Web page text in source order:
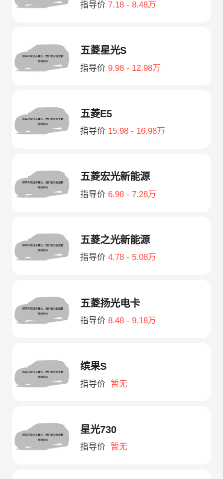
指导价 7.18 - 8.48万
五菱星光S
指导价 9.98 - 12.98万
五菱E5
指导价 15.98 - 16.98万
五菱宏光新能源
指导价 6.98 - 7.28万
五菱之光新能源
指导价 4.78 - 5.08万
五菱扬光电卡
指导价 8.48 - 9.18万
缤果S
指导价 暂无
星光730
指导价 暂无